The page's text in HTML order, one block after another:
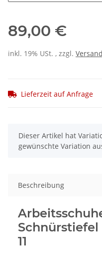
89,00 €
inkl. 19% USt. , zzgl. Versand
Lieferzeit auf Anfrage
x
Dieser Artikel hat
gewünschte Variation
Beschreibung
Schnürstiefel
11